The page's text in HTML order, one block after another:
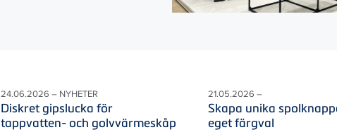
24.06.2026 – NYHETER
Diskret gipslucka för
tappvatten- och golvvärmeskåp
21.05.2026 –
Skapa unika
eget färgval